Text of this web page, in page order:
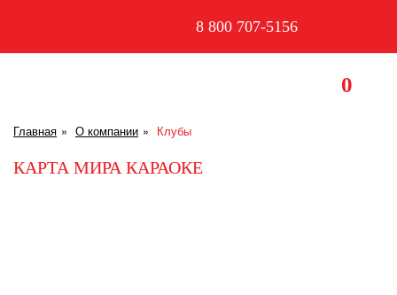
8 800 707-5156
0
Главная О компании Клубы
КАРТА МИРА КАРАОКЕ